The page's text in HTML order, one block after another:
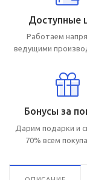
Доступные
Работаем
ведущими
Бонусы за
Дарим подарки и
70% всем